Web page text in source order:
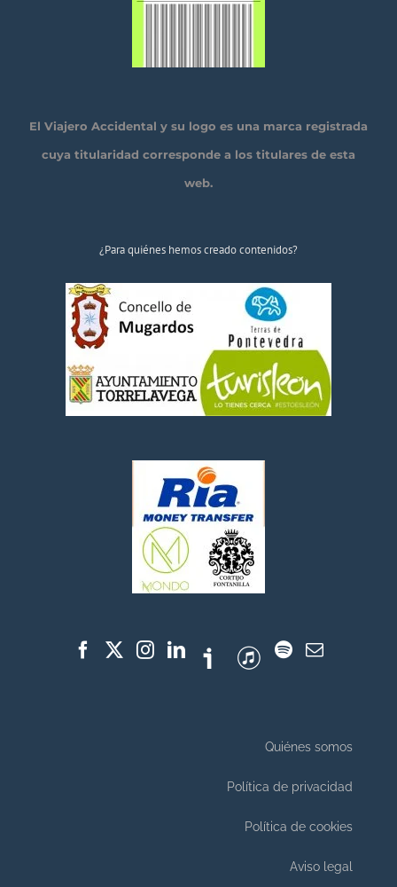
El Viajero Accidental y su logo es una marca registrada
cuya titularidad corresponde a los titulares de esta
web.
¿Para quiénes hemos creado contenidos?
Quiénes somos
Política de privacidad
Política de cookies
Aviso legal